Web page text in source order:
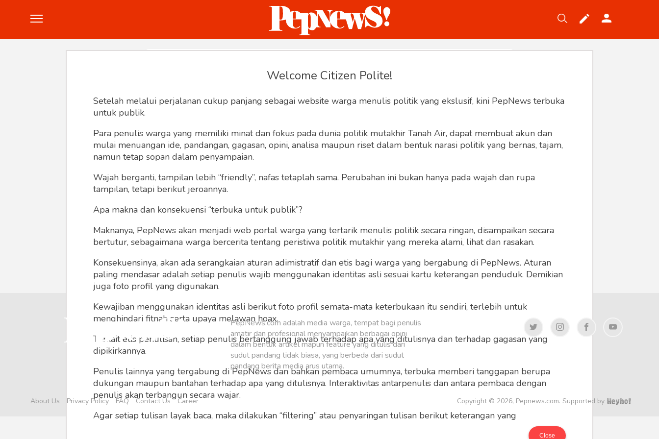
Ingat saya Lupa Sandi
Buat Akun Baru
Welcome Citizen Polite!
Setelah melalui perjalanan cukup panjang sebagai website warga menulis politik yang ekslusif, kini PepNews terbuka
untuk publik.
Para penulis warga yang memiliki minat dan fokus pada dunia politik mutakhir Tanah Air, dapat membuat akun dan
mulai menuangan ide, pandangan, gagasan, opini, analisa maupun riset dalam bentuk narasi politik yang bernas, tajam,
namun tetap sopan dalam penyampaian.
Wajah berganti, tampilan lebih “friendly”, nafas tetaplah sama. Perubahan ini bukan hanya pada wajah dan rupa
tampilan, tetapi berikut jeroannya.
Apa makna dan konsekuensi “terbuka untuk publik”?
Maknanya, PepNews akan menjadi web portal warga yang tertarik menulis politik secara ringan, disampaikan secara
bertutur, sebagaimana warga bercerita tentang peristiwa politik mutakhir yang mereka alami, lihat dan rasakan.
Konsekuensinya, akan ada serangkaian aturan adimistratif dan etis bagi warga yang bergabung di PepNews. Aturan
paling mendasar adalah setiap penulis wajib menggunakan identitas asli sesuai kartu keterangan penduduk. Demikian
juga foto profil yang digunakan.
Kewajiban menggunakan identitas asli berikut foto profil semata-mata keterbukaan itu sendiri, terlebih untuk
menghindari fitnah serta upaya melawan hoax.
Terkait etis penulisan, setiap penulis bertanggung jawab terhadap apa yang ditulisnya dan terhadap gagasan yang
dipikirkannya.
Penulis lainnya yang tergabung di PepNews dan bahkan pembaca umumnya, terbuka memberi tanggapan berupa
dukungan maupun bantahan terhadap apa yang ditulisnya. Interaktivitas antarpenulis dan antara pembaca dengan
penulis akan terbangun secara wajar.
Agar setiap tulisan layak baca, maka dilakukan “filtering” atau penyaringan tulisan berikut keterangan yang
Close
PepNews.com adalah media warga, tempat bagi penulis
amatir dan profesional menyampaikan berbagai opini
dalam bentuk artikel mapun feature yang ditulis dari
sudut pandang tidak biasa, yang berbeda dari sudut
pandang berita media arus utama.
About Us Privacy Policy FAQ Contact Us Career Copyright © 2026, Pepnews.com. Supported by